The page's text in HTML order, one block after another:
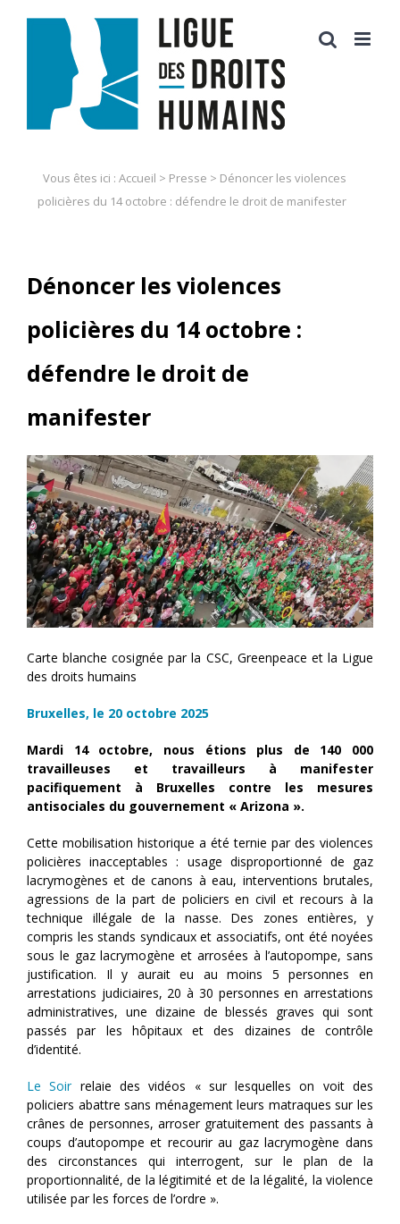
Vous êtes ici : Accueil > Presse > Dénoncer les violences
policières du 14 octobre : défendre le droit de manifester
Dénoncer les violences
policières du 14 octobre :
défendre le droit de
manifester
Carte blanche cosignée par la CSC, Greenpeace et la Ligue
des droits humains
Bruxelles, le 20 octobre 2025
Mardi 14 octobre, nous étions plus de 140 000
travailleuses et travailleurs à manifester
pacifiquement à Bruxelles contre les mesures
antisociales du gouvernement « Arizona ».
Cette mobilisation historique a été ternie par des violences
policières inacceptables : usage disproportionné de gaz
lacrymogènes et de canons à eau, interventions brutales,
agressions de la part de policiers en civil et recours à la
technique illégale de la nasse. Des zones entières, y
compris les stands syndicaux et associatifs, ont été noyées
sous le gaz lacrymogène et arrosées à l’autopompe, sans
justification. Il y aurait eu au moins 5 personnes en
arrestations judiciaires, 20 à 30 personnes en arrestations
administratives, une dizaine de blessés graves qui sont
passés par les hôpitaux et des dizaines de contrôle
d’identité.
Le Soirrelaie des vidéos « sur lesquelles on voit des
policiers abattre sans ménagement leurs matraques sur les
crânes de personnes, arroser gratuitement des passants à
coups d’autopompe et recourir au gaz lacrymogène dans
des circonstances qui interrogent, sur le plan de la
proportionnalité, de la légitimité et de la légalité, la violence
utilisée par les forces de l’ordre ».